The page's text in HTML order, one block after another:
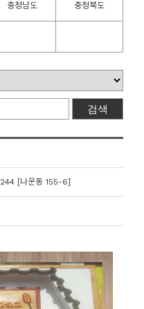
충청남도 충청북도
[나운동 155-6]